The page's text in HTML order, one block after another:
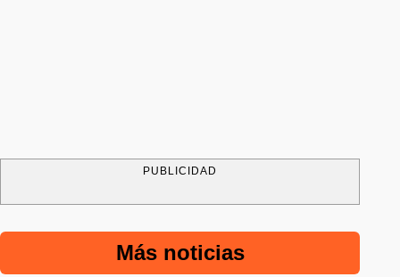
PUBLICIDAD
Más noticias